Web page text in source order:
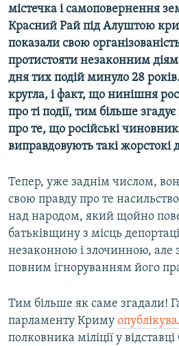
містечка і самоповернення
Красний Рай під Алуштою
показали свою
протистояти незаконним
дня тих подій минуло 28
кругла, і факт, що нинішня
про ті події, тим більше
про те, що російські
виправдовують такі жорстокі
Тепер, уже заднім числом,
свою правду про те
над народом, який щойно
батьківщину з місць
незаконною і злочинною, але
повним ігноруванням його
Тим більше як саме згадали!
парламенту Криму
полковника міліції у відставці